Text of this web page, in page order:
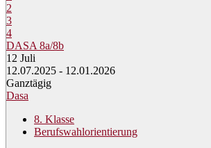
2
3
4
DASA 8a/8b
12 Juli
12.07.2025 - 12.01.2026
Ganztägig
Dasa
8. Klasse
Berufswahlorientierung